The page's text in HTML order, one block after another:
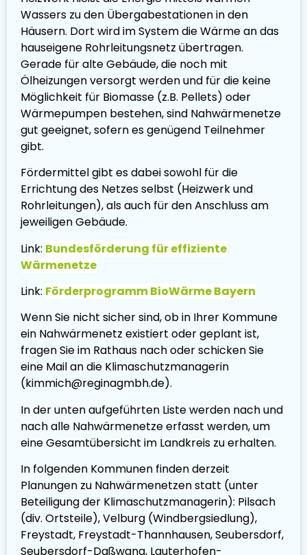
Wassers zu den Übergabestationen in den
Häusern. Dort wird im System die Wärme an das
hauseigene Rohrleitungsnetz übertragen.
Gerade für alte Gebäude, die noch mit
Ölheizungen versorgt werden und für die keine
Möglichkeit für Biomasse (z.B. Pellets) oder
Wärmepumpen bestehen, sind Nahwärmenetze
gut geeignet, sofern es genügend Teilnehmer
gibt.
Fördermittel gibt es dabei sowohl für die
Errichtung des Netzes selbst (Heizwerk und
Rohrleitungen), als auch für den Anschluss am
jeweiligen Gebäude.
Link: Bundesförderung für effiziente
Wärmenetze
Link: Förderprogramm BioWärme Bayern
Wenn Sie nicht sicher sind, ob in Ihrer Kommune
ein Nahwärmenetz existiert oder geplant ist,
fragen Sie im Rathaus nach oder schicken Sie
eine Mail an die Klimaschutzmanagerin
(kimmich@reginagmbh.de).
In der unten aufgeführten Liste werden nach und
nach alle Nahwärmenetze erfasst werden, um
eine Gesamtübersicht im Landkreis zu erhalten.
In folgenden Kommunen finden derzeit
Planungen zu Nahwärmenetzen statt (unter
Beteiligung der Klimaschutzmanagerin): Pilsach
(div. Ortsteile), Velburg (Windbergsiedlung),
Freystadt, Freystadt-Thannhausen, Seubersdorf,
Seubersdorf-Daßwang, Lauterhofen-